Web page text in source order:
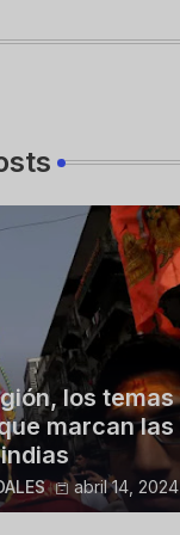
los temas
marcan las
abril 14, 2024